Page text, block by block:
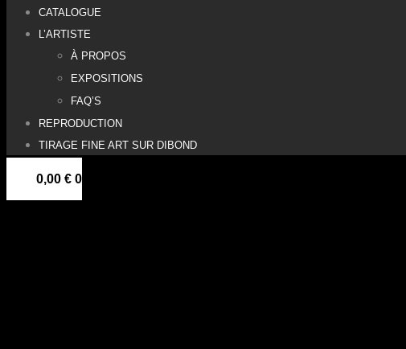
CATALOGUE
L’ARTISTE
À PROPOS
EXPOSITIONS
FAQ’S
REPRODUCTION
TIRAGE FINE ART SUR DIBOND
0,00 € 0